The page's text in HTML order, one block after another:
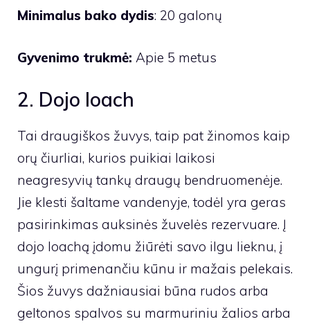
Minimalus bako dydis: 20 galonų
Gyvenimo trukmė: Apie 5 metus
2. Dojo loach
Tai draugiškos žuvys, taip pat žinomos kaip
orų čiurliai, kurios puikiai laikosi
neagresyvių tankų draugų bendruomenėje.
Jie klesti šaltame vandenyje, todėl yra geras
pasirinkimas auksinės žuvelės rezervuare. Į
dojo loachą įdomu žiūrėti savo ilgu lieknu, į
ungurį primenančiu kūnu ir mažais pelekais.
Šios žuvys dažniausiai būna rudos arba
geltonos spalvos su marmuriniu žalios arba